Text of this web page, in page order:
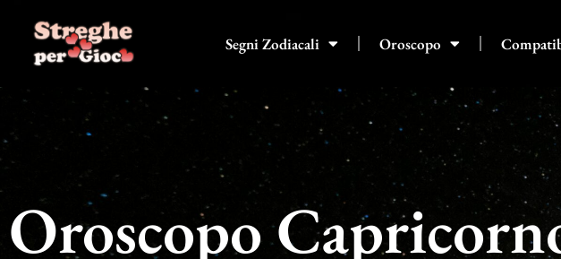
contenuto
Segni Zodiacali Oroscopo
Oroscopo